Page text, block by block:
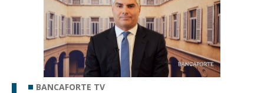
BANCAFORTE TV